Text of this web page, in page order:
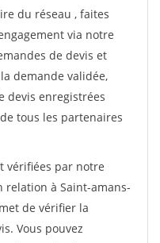
du réseau , faites
via notre
de devis et
demande validée,
devis enregistrées
tous les partenaires
vérifiées par notre
relation à Saint-amans-
de vérifier la
Vous pouvez